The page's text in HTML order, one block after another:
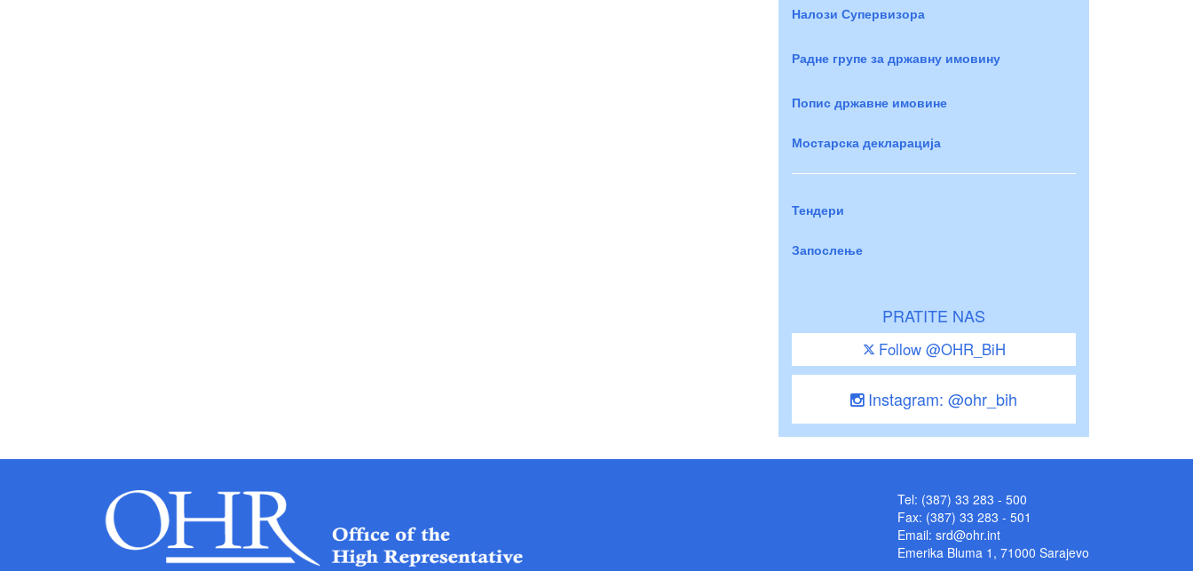
Налози Супервизора
Радне групе за државну имовину
Попис државне имовине
Мостарска декларација
Тендери
Запослење
PRATITE NAS
Follow @OHR_BiH
Instagram: @ohr_bih
Tel: (387) 33 283 - 500
Fax: (387) 33 283 - 501
Email: srd@ohr.int
Emerika Bluma 1, 71000 Sarajevo